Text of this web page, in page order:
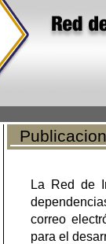
La Red de
correo
para el